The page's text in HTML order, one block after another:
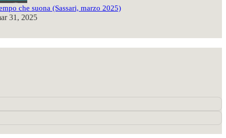
che suona (Sassari, marzo 2025)
31, 2025